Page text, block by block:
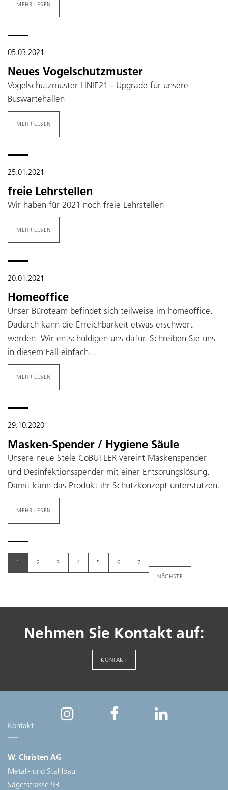
MEHR LESEN
05.03.2021
Neues Vogelschutzmuster
Vogelschutzmuster LINIE21 - Upgrade für unsere
Buswartehallen
MEHR LESEN
25.01.2021
freie Lehrstellen
Wir haben für 2021 noch freie Lehrstellen
MEHR LESEN
20.01.2021
Homeoffice
Unser Büroteam befindet sich teilweise im homeoffice.
Dadurch kann die Erreichbarkeit etwas erschwert
werden. Wir entschuldigen uns dafür. Schreiben Sie uns
in diesem Fall einfach…
MEHR LESEN
29.10.2020
Masken-Spender / Hygiene Säule
Unsere neue Stele CoBUTLER vereint Maskenspender
und Desinfektionsspender mit einer Entsorungslösung.
Damit kann das Produkt ihr Schutzkonzept unterstützen.
MEHR LESEN
1 2 3 4 5 6
7
NÄCHSTE
Nehmen Sie Kontakt auf:
KONTAKT
Kontakt
W. Christen AG
Metall- und Stahlbau
Sägetstrasse 93